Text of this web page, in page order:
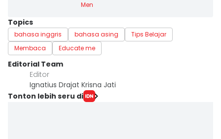
Men
Topics
bahasa inggris bahasa asing
Tips Belajar
Membaca
Educate me
Editorial Team
Editor
Ignatius Drajat Krisna Jati
Tonton lebih seru di